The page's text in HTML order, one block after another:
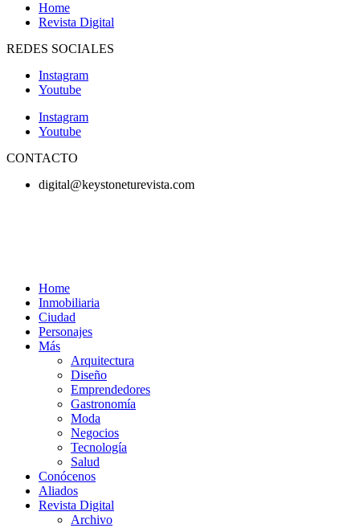
Home
Revista Digital
REDES SOCIALES
Instagram
Youtube
Instagram
Youtube
CONTACTO
digital@keystoneturevista.com
Home
Inmobiliaria
Ciudad
Personajes
Más
Arquitectura
Diseño
Emprendedores
Gastronomía
Moda
Negocios
Tecnología
Salud
Conócenos
Aliados
Revista Digital
Archivo